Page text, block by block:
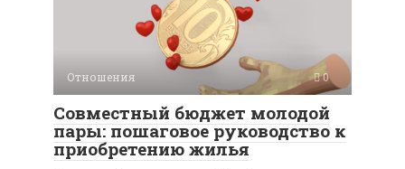
Отношения 0
Совместный бюджет молодой
пары: пошаговое руководство к
приобретению жилья